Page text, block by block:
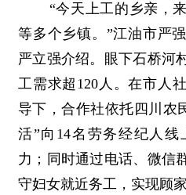
“今天上工的乡亲，来
等多个乡镇。”江油市严
严立强介绍。眼下石桥河
工需求超120人。在市人
导下，合作社依托四川农
活”向14名劳务经纪人
力；同时通过电话、微信
守妇女就近务工，实现顾